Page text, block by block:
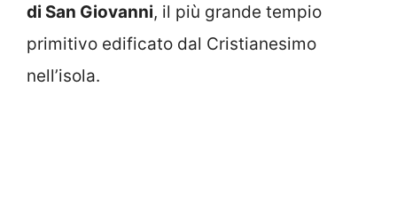
di San Giovanni, il più grande tempio
primitivo edificato dal Cristianesimo
nell’isola.